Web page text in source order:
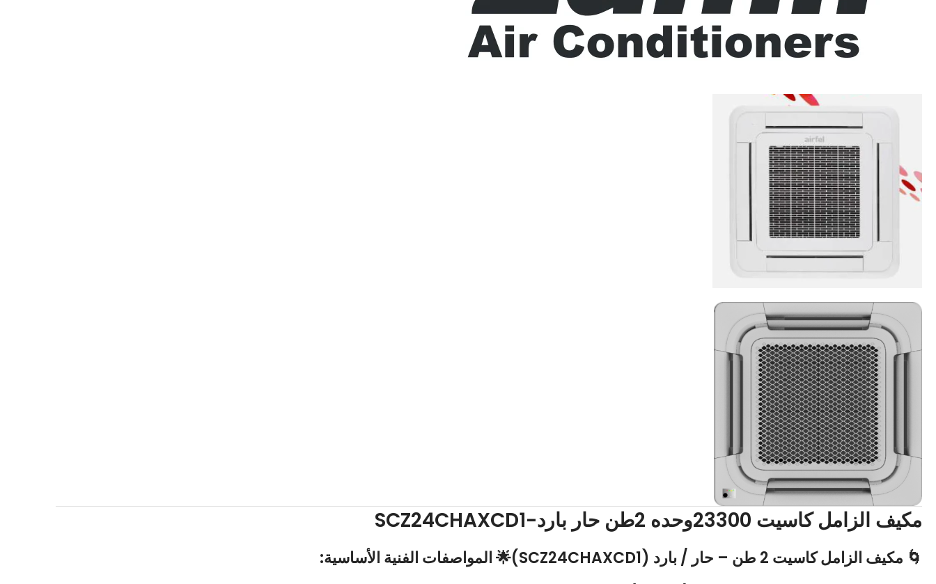
مكيف الزامل كاسيت 23300وحده 2طن حار بارد-SCZ24CHAXCD1
🌀 مكيف الزامل كاسيت 2 طن – حار / بارد (SCZ24CHAXCD1)🌟 المواصفات الفنية الأساسية: